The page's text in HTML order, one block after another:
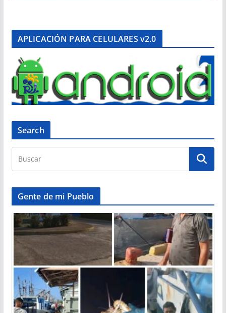
APLICACIÓN PARA CELULARES v2.0
Search
Gente de mi Pueblo